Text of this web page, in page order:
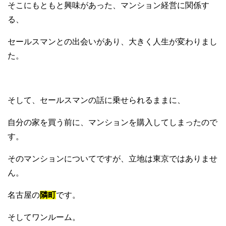
そこにもともと興味があった、マンション経営に関係す
る、
セールスマンとの出会いがあり、大きく人生が変わりまし
た。
そして、セールスマンの話に乗せられるままに、
自分の家を買う前に、マンションを購入してしまったので
す。
そのマンションについてですが、立地は東京ではありませ
ん。
名古屋の隣町です。
そしてワンルーム。